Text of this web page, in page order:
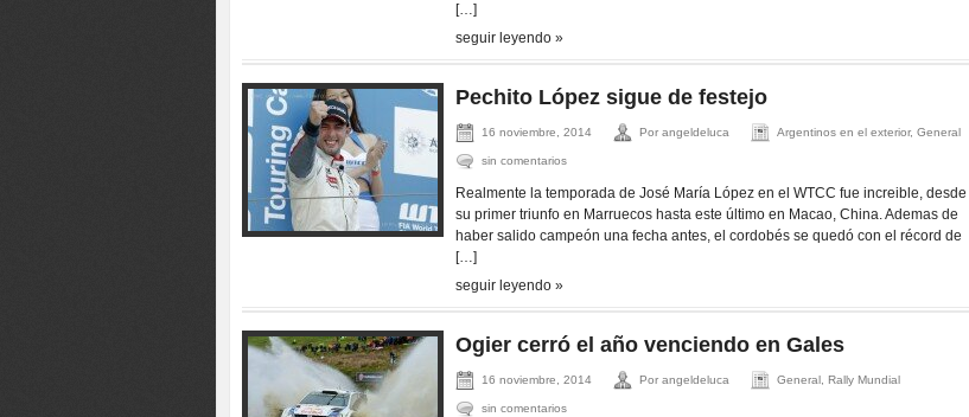
[…]
seguir leyendo »
Pechito López sigue de festejo
16 noviembre, 2014 Por angeldeluca Argentinos en el exterior, General
sin comentarios
Realmente la temporada de José María López en el WTCC fue increible, desde
su primer triunfo en Marruecos hasta este último en Macao, China. Ademas de
haber salido campeón una fecha antes, el cordobés se quedó con el récord de
[…]
seguir leyendo »
Ogier cerró el año venciendo en Gales
16 noviembre, 2014 Por angeldeluca General, Rally Mundial
sin comentarios